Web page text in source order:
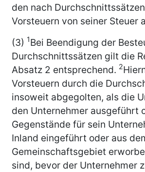
den nach
Vorsteuern von seiner Steuer
(3) 1Bei Beendigung der
Durchschnittssätzen gilt die
Absatz 2 entsprechend. 2
Vorsteuern durch die
insoweit abgegolten, als die
den Unternehmer ausgeführt
Gegenstände für sein
Inland eingeführt oder aus
Gemeinschaftsgebiet
sind, bevor der Unternehmer